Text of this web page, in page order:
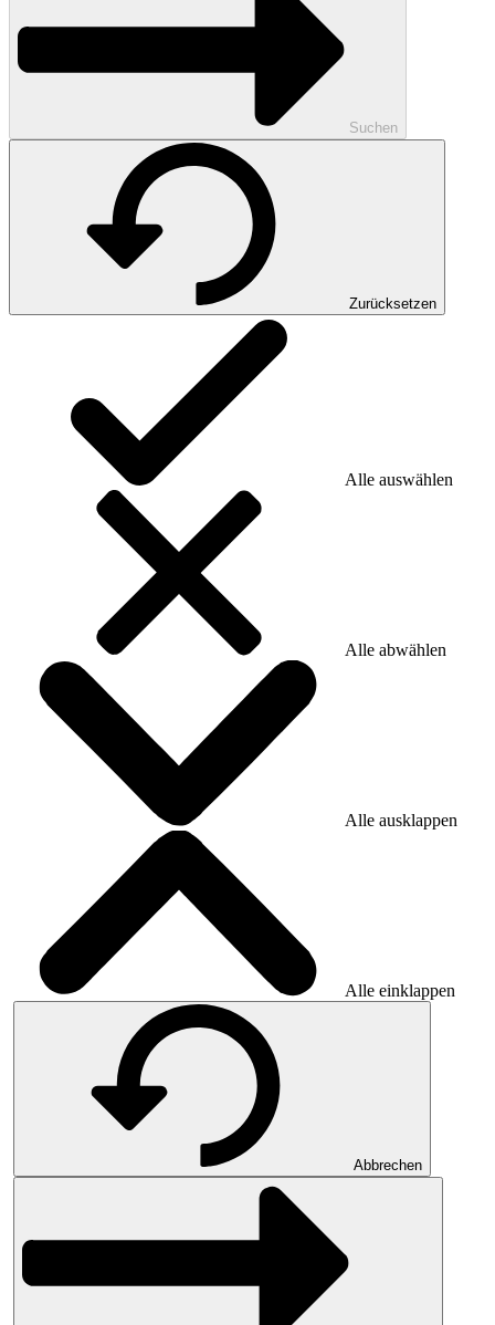
Suchen
Zurücksetzen
Alle auswählen
Alle abwählen
Alle ausklappen
Alle einklappen
Abbrechen